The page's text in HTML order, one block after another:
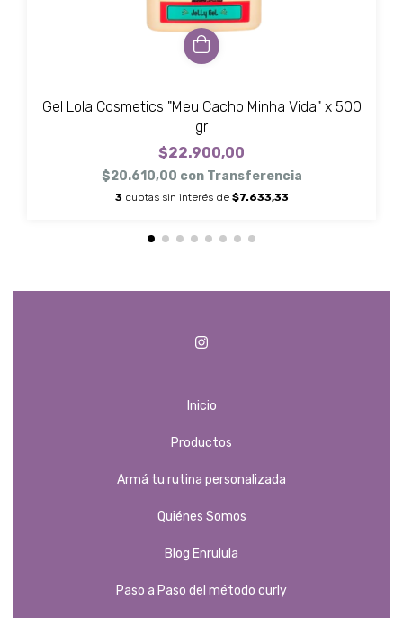
Gel Lola Cosmetics "Meu Cacho Minha Vida" x 500
gr
$22.900,00
$20.610,00 con Transferencia
3 cuotas sin interés de $7.633,33
Inicio
Productos
Armá tu rutina personalizada
Quiénes Somos
Blog Enrulula
Paso a Paso del método curly